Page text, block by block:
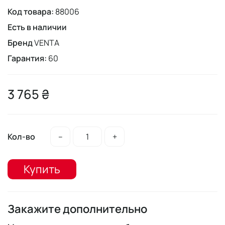
Код товара: 88006
Есть в наличии
БрендVENTA
Гарантия: 60
3 765 ₴
Кол-во – +
Купить
Закажите дополнительно